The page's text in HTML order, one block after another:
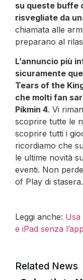
su queste buffe
risvegliate da
chiamata alle
preparano al
L’annuncio più
sicuramente
Tears of the
che molti fan
Pikmin 4. Vi
scoprire tutte le
scoprire tutti i
ricordiamo che
le ultime novità
eventi. Non
of Play di stasera.
Leggi anche:
e iPad senza
Related News